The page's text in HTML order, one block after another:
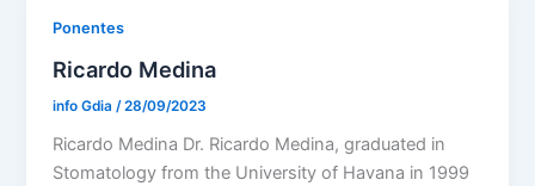
Ponentes
Ricardo Medina
info Gdia /28/09/2023
Ricardo Medina Dr. Ricardo Medina, graduated in
Stomatology from the University of Havana in 1999